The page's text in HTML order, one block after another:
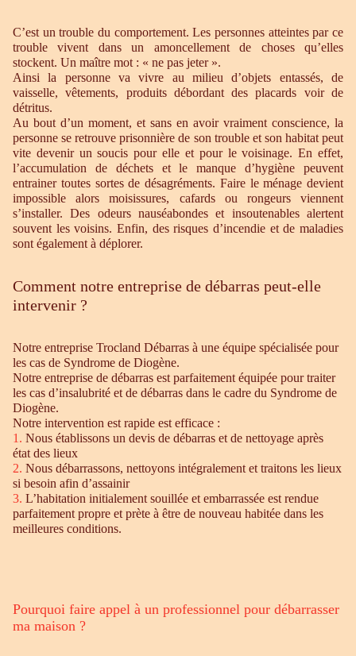
C’est un trouble du comportement. Les personnes atteintes par ce
trouble vivent dans un amoncellement de choses qu’elles
stockent. Un maître mot : « ne pas jeter ».
Ainsi la personne va vivre au milieu d’objets entassés, de
vaisselle, vêtements, produits débordant des placards voir de
détritus.
Au bout d’un moment, et sans en avoir vraiment conscience, la
personne se retrouve prisonnière de son trouble et son habitat peut
vite devenir un soucis pour elle et pour le voisinage. En effet,
l’accumulation de déchets et le manque d’hygiène peuvent
entrainer toutes sortes de désagréments. Faire le ménage devient
impossible alors moisissures, cafards ou rongeurs viennent
s’installer. Des odeurs nauséabondes et insoutenables alertent
souvent les voisins. Enfin, des risques d’incendie et de maladies
sont également à déplorer.
Comment notre entreprise de débarras peut-elle
intervenir ?
Notre entreprise Trocland Débarras à une équipe spécialisée pour
les cas de Syndrome de Diogène.
Notre entreprise de débarras est parfaitement équipée pour traiter
les cas d’insalubrité et de débarras dans le cadre du Syndrome de
Diogène.
Notre intervention est rapide est efficace :
1. Nous établissons un devis de débarras et de nettoyage après
état des lieux
2. Nous débarrassons, nettoyons intégralement et traitons les lieux
si besoin afin d’assainir
3. L’habitation initialement souillée et embarrassée est rendue
parfaitement propre et prète à être de nouveau habitée dans les
meilleures conditions.
Pourquoi faire appel à un professionnel pour débarrasser
ma maison ?